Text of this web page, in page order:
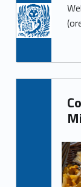
Corso di formazione per